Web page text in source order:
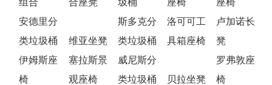
组合 合座凳 圾桶 座椅
座椅
安德里分
类垃圾桶
维亚坐凳
斯多克分
类垃圾桶
洛可可工
具箱座椅
卢加诺长
凳
伊姆斯座
椅
塞拉斯景
观座椅
威尼斯分
类垃圾桶
贝拉坐凳
罗弗敦座
椅